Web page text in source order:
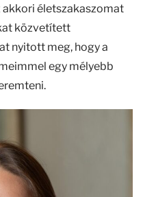
életszakaszomat
közvetített
nyitott meg, hogy a
egy mélyebb